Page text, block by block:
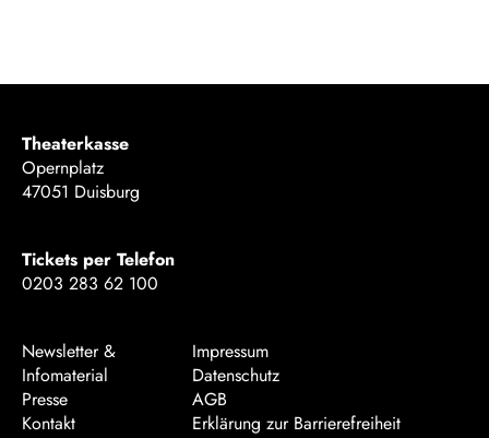
Theaterkasse
Opernplatz
47051 Duisburg
Tickets per Telefon
0203 283 62 100
Newsletter &
Infomaterial
Presse
Kontakt
Impressum
Datenschutz
AGB
Erklärung zur Barrierefreiheit